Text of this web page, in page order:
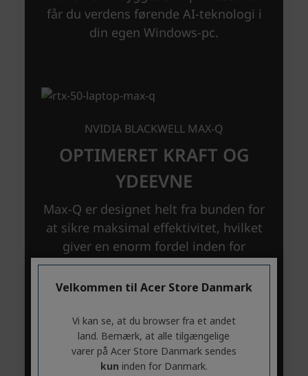
Velkommen til Acer Store Danmark
Vi kan se, at du browser fra et andet
land. Bemærk, at alle tilgængelige
varer på Acer Store Danmark sendes
kun inden for Danmark.